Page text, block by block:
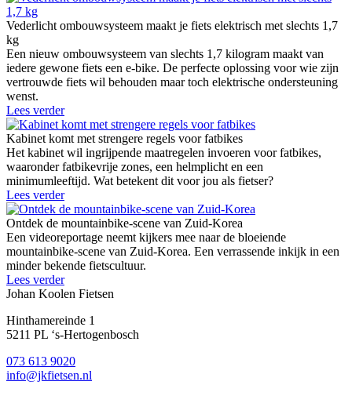
Vederlicht ombouwsysteem maakt je fiets elektrisch met slechts 1,7
kg
Een nieuw ombouwsysteem van slechts 1,7 kilogram maakt van
iedere gewone fiets een e-bike. De perfecte oplossing voor wie zijn
vertrouwde fiets wil behouden maar toch elektrische ondersteuning
wenst.
Lees verder
Kabinet komt met strengere regels voor fatbikes
Het kabinet wil ingrijpende maatregelen invoeren voor fatbikes,
waaronder fatbikevrije zones, een helmplicht en een
minimumleeftijd. Wat betekent dit voor jou als fietser?
Lees verder
Ontdek de mountainbike-scene van Zuid-Korea
Een videoreportage neemt kijkers mee naar de bloeiende
mountainbike-scene van Zuid-Korea. Een verrassende inkijk in een
minder bekende fietscultuur.
Lees verder
Johan Koolen Fietsen
Hinthamereinde 1
5211 PL ‘s-Hertogenbosch
073 613 9020
info@jkfietsen.nl